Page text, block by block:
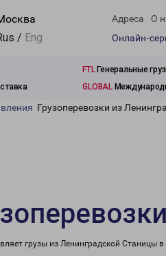
/ Eng
Адреса О
Онлайн-
FTLГенеральные
GLOBAL
Грузоперевозки из
грузы из Ленинградской Станицы